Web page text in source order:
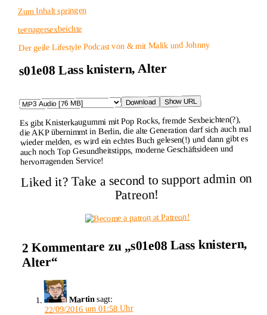
Zum Inhalt springen
teenagersexbeichte
Der geile Lifestyle Podcast von & mit Malik und Johnny
s01e08 Lass knistern, Alter
Download Show URL
Es gibt Knisterkaugummi mit Pop Rocks, fremde Sexbeichten(?),
die AKP übernimmt in Berlin, die alte Generation darf sich auch mal
wieder melden, es wird ein echtes Buch gelesen(!) und dann gibt es
auch noch Top Gesundheitstipps, moderne Geschäftsideen und
hervorragenden Service!
Liked it? Take a second to support admin on
Patreon!
2 Kommentare zu „s01e08 Lass knistern,
Alter“
Martin sagt:
22/09/2016 um 01:58 Uhr